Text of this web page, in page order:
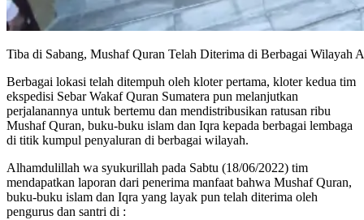
Tiba di Sabang, Mushaf Quran Telah Diterima di Berbagai Wilayah
Berbagai lokasi telah ditempuh oleh kloter pertama, kloter kedua tim
ekspedisi Sebar Wakaf Quran Sumatera pun melanjutkan
perjalanannya untuk bertemu dan mendistribusikan ratusan ribu
Mushaf Quran, buku-buku islam dan Iqra kepada berbagai lembaga
di titik kumpul penyaluran di berbagai wilayah.
Alhamdulillah wa syukurillah pada Sabtu (18/06/2022) tim
mendapatkan laporan dari penerima manfaat bahwa Mushaf Quran,
buku-buku islam dan Iqra yang layak pun telah diterima oleh
pengurus dan santri di :